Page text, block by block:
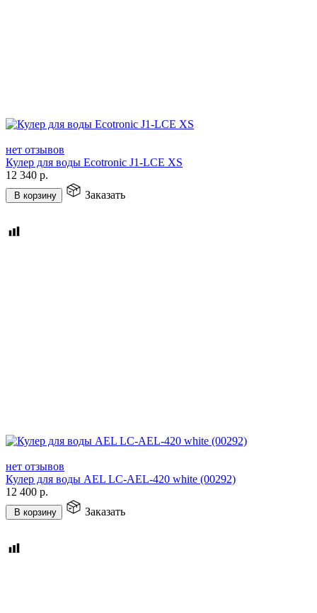
нет отзывов
Кулер для воды Ecotronic J1-LCE XS
12 340 р.
В корзину Заказать
нет отзывов
Кулер для воды AEL LC-AEL-420 white (00292)
12 400 р.
В корзину Заказать